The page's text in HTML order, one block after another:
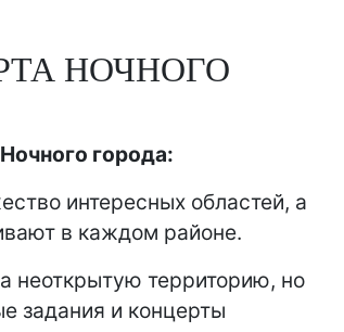
НОЧНОГО
города:
интересных областей, а
в каждом районе.
неоткрытую территорию, но
задания и концерты